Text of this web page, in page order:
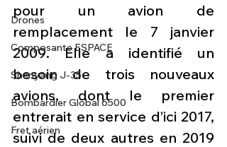
Drones
Composante ESPACE
Shenyang J-35
Bombardier Global 6500
Fret aérien
pour un avion de
remplacement le 7 janvier
2009. Elle a identifié un
besoin de trois nouveaux
avions, dont le premier
entrerait en service d’ici 2017,
suivi de deux autres en 2019